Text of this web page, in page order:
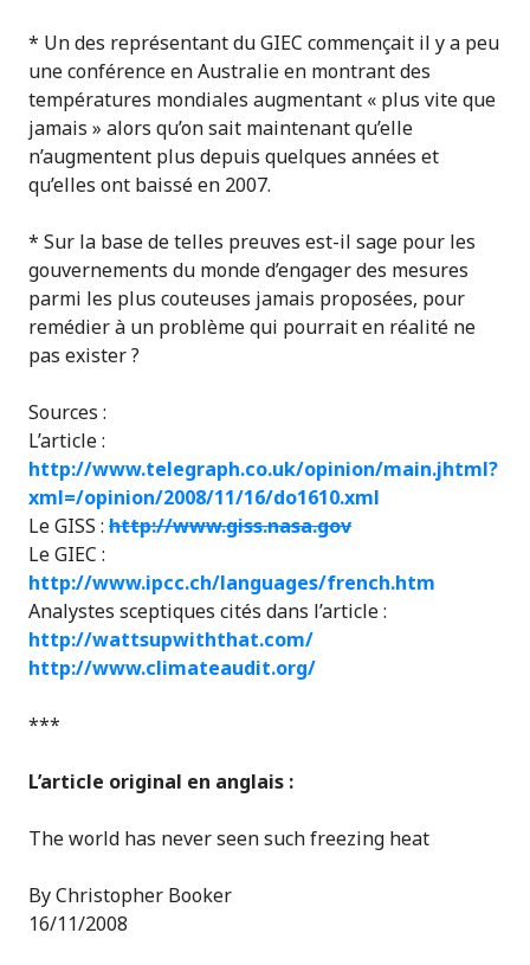
* Un des représentant du GIEC commençait il y a peu
une conférence en Australie en montrant des
températures mondiales augmentant « plus vite que
jamais » alors qu’on sait maintenant qu’elle
n’augmentent plus depuis quelques années et
qu’elles ont baissé en 2007.
* Sur la base de telles preuves est-il sage pour les
gouvernements du monde d’engager des mesures
parmi les plus couteuses jamais proposées, pour
remédier à un problème qui pourrait en réalité ne
pas exister ?
Sources :
L’article :
http://www.telegraph.co.uk/opinion/main.jhtml?
xml=/opinion/2008/11/16/do1610.xml
Le GISS : http://www.giss.nasa.gov
Le GIEC :
http://www.ipcc.ch/languages/french.htm
Analystes sceptiques cités dans l’article :
http://wattsupwiththat.com/
http://www.climateaudit.org/
***
L’article original en anglais :
The world has never seen such freezing heat
By Christopher Booker
16/11/2008